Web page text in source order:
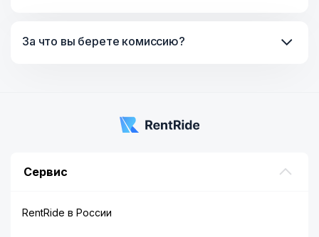
За что вы берете комиссию?
Сервис
RentRide в России